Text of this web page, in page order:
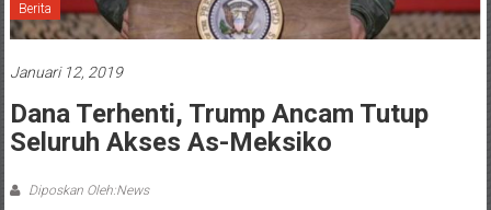
Berita
Januari 12, 2019
Dana Terhenti, Trump Ancam Tutup
Seluruh Akses As-Meksiko
Diposkan Oleh:News